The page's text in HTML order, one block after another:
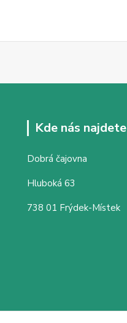
Kde nás najdete
Dobrá čajovna
Hluboká 63
738 01 Frýdek-Místek